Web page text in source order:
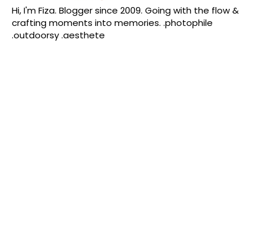
Hi, I'm Fiza. Blogger since 2009. Going with the flow &
crafting moments into memories. .photophile
.outdoorsy .aesthete